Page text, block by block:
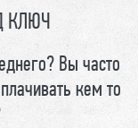
КЛЮЧ
Вы часто
кем то